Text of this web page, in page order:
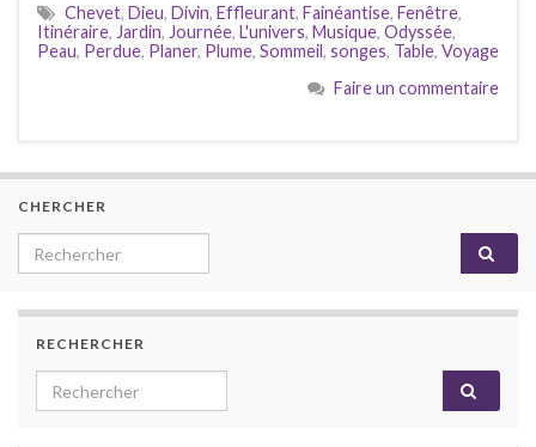
Chevet, Dieu, Divin, Effleurant, Fainéantise, Fenêtre,
Itinéraire, Jardin, Journée, L'univers, Musique, Odyssée,
Peau, Perdue, Planer, Plume, Sommeil, songes, Table, Voyage
Faire un commentaire
CHERCHER
Search for:
RECHERCHER
Search for: